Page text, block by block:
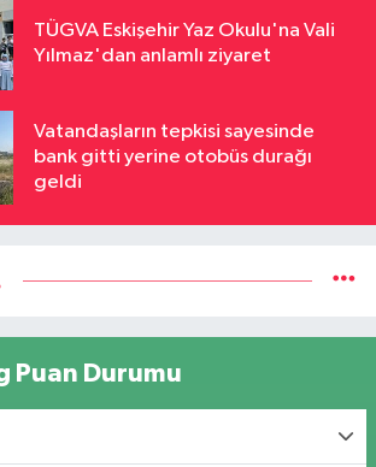
TÜGVA Eskişehir Yaz Okulu'na Vali
Yılmaz'dan anlamlı ziyaret
Vatandaşların tepkisi sayesinde
bank gitti yerine otobüs durağı
geldi
Puan Durumu